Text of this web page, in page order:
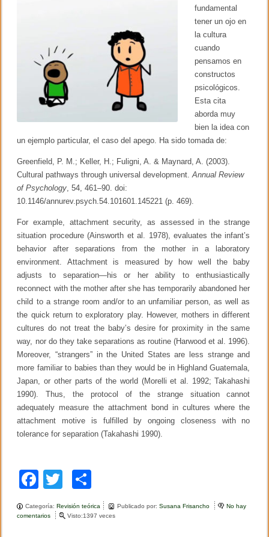
fundamental
tener un ojo en
la cultura
cuando
pensamos en
constructos
psicológicos.
Esta cita
aborda muy
bien la idea con
un ejemplo particular, el caso del apego. Ha sido tomada de:
Greenfield, P. M.; Keller, H.; Fuligni, A. & Maynard, A. (2003).
Cultural pathways through universal development.Annual Review
of Psychology , 54, 461–90. doi:
10.1146/annurev.psych.54.101601.145221 (p. 469).
For example, attachment security, as assessed in the strange
situation procedure (Ainsworth et al. 1978), evaluates the infant’s
behavior after separations from the mother in a laboratory
environment. Attachment is measured by how well the baby
adjusts to separation—his or her ability to enthusiastically
reconnect with the mother after she has temporarily abandoned her
child to a strange room and/or to an unfamiliar person, as well as
the quick return to exploratory play. However, mothers in different
cultures do not treat the baby’s desire for proximity in the same
way, nor do they take separations as routine (Harwood et al. 1996).
Moreover, “strangers” in the United States are less strange and
more familiar to babies than they would be in Highland Guatemala,
Japan, or other parts of the world (Morelli et al. 1992; Takahashi
1990). Thus, the protocol of the strange situation cannot
adequately measure the attachment bond in cultures where the
attachment motive is fulfilled by ongoing closeness with no
tolerance for separation (Takahashi 1990).
F
a
c
wi
tt
o
m
Categoría:Revisión teórica Publicado por:Susana Frisancho
No hay
comentarios
Visto:1397 veces